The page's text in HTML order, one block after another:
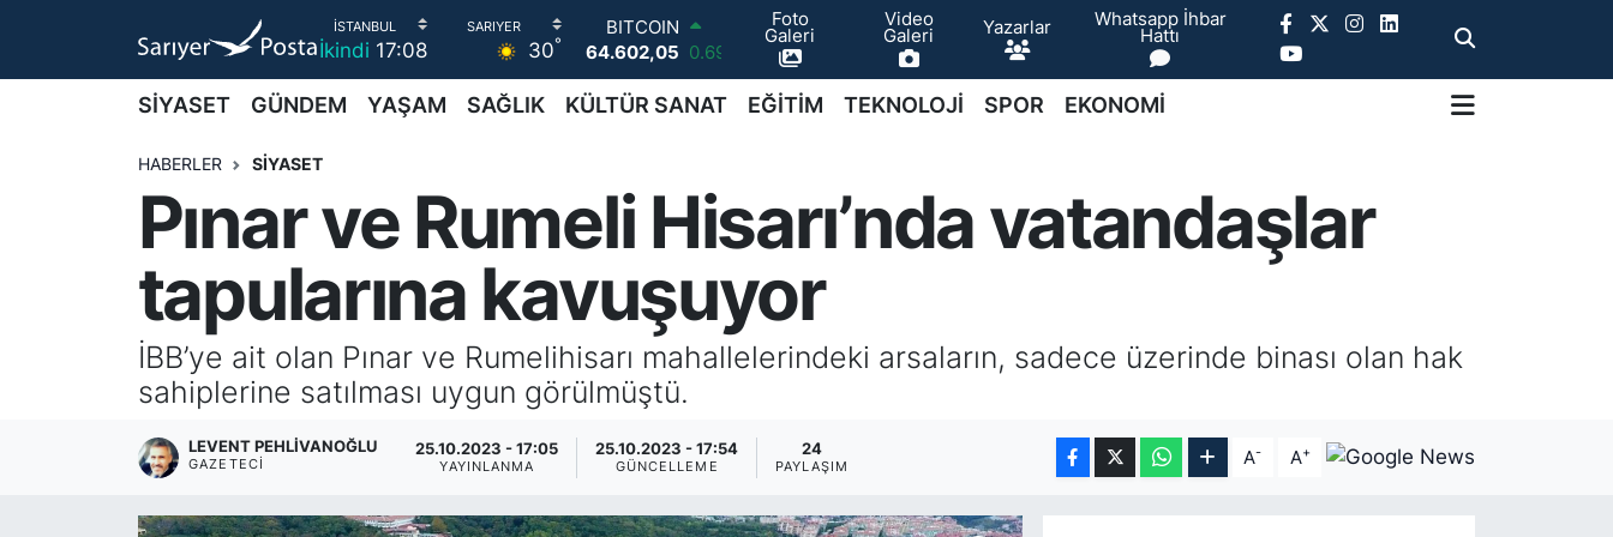
İkindi 17:08 30°
DOLAR
47,5986 0.06
EURO
55,0700 0.1
6518.23
0.39
BİST100
13.768
48
BITCOIN
64.602,05
0.69
Foto
Galeri
Video
Galeri Yazarlar Whatsapp İhbar
Hattı
SİYASET GÜNDEM YAŞAM SAĞLIK KÜLTÜR SANAT EĞİTİM TEKNOLOJİ SPOR EKONOMİ
HABERLER SİYASET
Pınar ve Rumeli Hisarı’nda vatandaşlar
tapularına kavuşuyor
İBB’ye ait olan Pınar ve Rumelihisarı mahallelerindeki arsaların, sadece üzerinde binası olan hak
sahiplerine satılması uygun görülmüştü.
LEVENT PEHLIVANOĞLU
GAZETECI
25.10.2023 - 17:05
YAYINLANMA
25.10.2023 - 17:54
GÜNCELLEME
24
PAYLAŞIM A- A+
AKTUEL
ALT MANŞETLER
EKONOMİ
EMLAK
FOTO GALERİ
GÜNCEL HABERLER
GÜNDEM
İstanbul Nöbetçi Eczaneler
İstanbul Hava Durumu
İstanbul Namaz Vakitleri
İstanbul Trafik Yoğunluk Haritası
Süper Lig Puan Durumu ve Fikstür
Tüm Manşetler
Son Dakika Haberleri
Haber Arşivi